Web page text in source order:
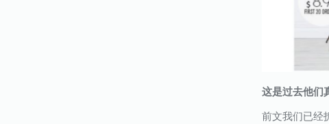
这是过去他们
前文我们已经